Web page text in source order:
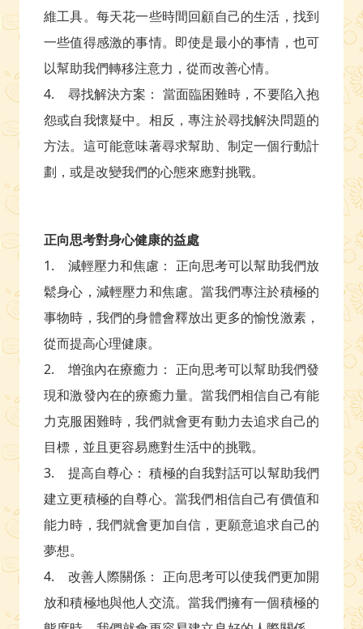
維工具。每天花一些時間回顧自己的生活，找到
一些值得感激的事情。即使是最小的事情，也可
以幫助我們轉移注意力，從而改善心情。
4. 尋找解決方案： 當面臨困難時，不要陷入抱
怨或自我懷疑中。相反，專注於尋找解決問題的
方法。這可能意味著尋求幫助、制定一個行動計
劃，或是改變我們的心態來應對挑戰。
正向思考對身心健康的益處
1. 減輕壓力和焦慮： 正向思考可以幫助我們放
鬆身心，減輕壓力和焦慮。當我們專注於積極的
事物時，我們的身體會釋放出更多的愉悅激素，
從而提高心理健康。
2. 增強內在療癒力： 正向思考可以幫助我們發
現和激發內在的療癒力量。當我們相信自己有能
力克服困難時，我們就會更有動力去追求自己的
目標，並且更容易應對生活中的挑戰。
3. 提高自尊心： 積極的自我對話可以幫助我們
建立更積極的自尊心。當我們相信自己有價值和
能力時，我們就會更加自信，更願意追求自己的
夢想。
4. 改善人際關係： 正向思考可以使我們更加開
放和積極地與他人交流。當我們擁有一個積極的